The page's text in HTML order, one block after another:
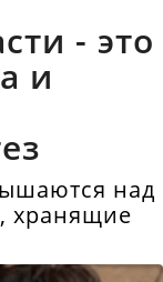
- это
и
над
хранящие